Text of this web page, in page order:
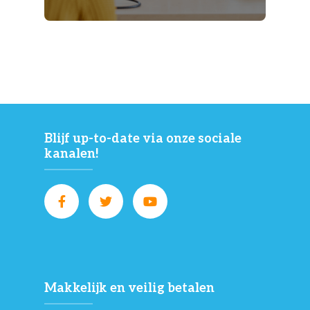
Blijf up-to-date via onze sociale
kanalen!
Makkelijk en veilig betalen